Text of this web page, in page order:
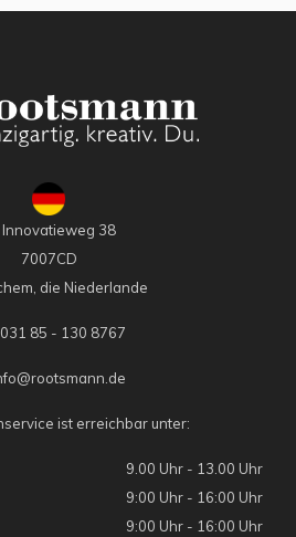
Innovatieweg 38
7007CD
die Niederlande
85 - 130 8767
ist erreichbar unter:
9.00 Uhr - 13.00 Uhr
9:00 Uhr - 16:00 Uhr
9:00 Uhr - 16:00 Uhr